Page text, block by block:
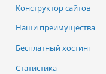
Конструктор сайтов
Наши преимущества
Бесплатный хостинг
Статистика